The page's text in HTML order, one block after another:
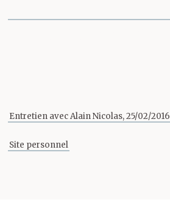
Entretien avec Alain Nicolas, 25/02/2016
Site personnel